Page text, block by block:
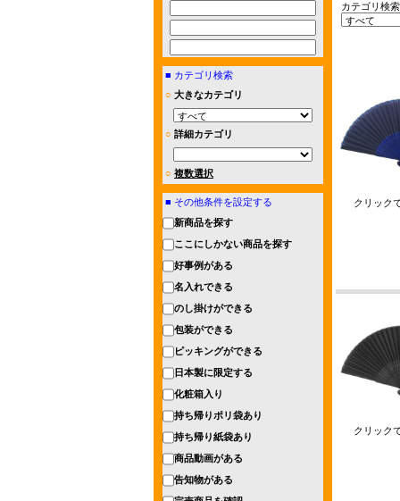
■ カテゴリ検索
○ 大きなカテゴリ
○ 詳細カテゴリ
○ 複数選択
■ その他条件を設定する
新商品を探す
ここにしかない商品を探す
好事例がある
名入れできる
のし掛けができる
包装ができる
ピッキングができる
日本製に限定する
化粧箱入り
持ち帰りポリ袋あり
持ち帰り紙袋あり
商品動画がある
告知物がある
カテゴリ検索
クリック
クリック